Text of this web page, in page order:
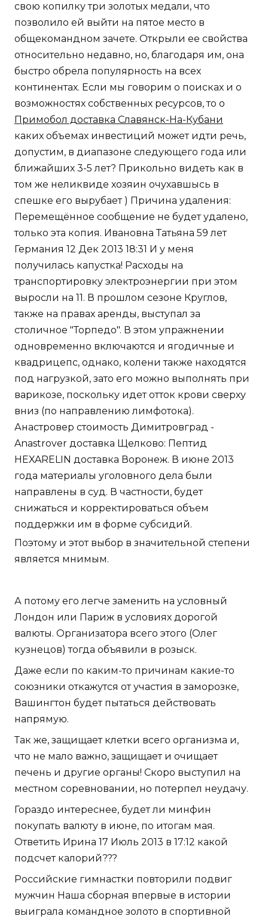
свою копилку три золотых медали, что
позволило ей выйти на пятое место в
общекомандном зачете. Открыли ее свойства
относительно недавно, но, благодаря им, она
быстро обрела популярность на всех
континентах. Если мы говорим о поисках и о
возможностях собственных ресурсов, то о
Примобол доставка Славянск-На-Кубани
каких объемах инвестиций может идти речь,
допустим, в диапазоне следующего года или
ближайших 3-5 лет? Прикольно видеть как в
том же неликвиде хозяин очухавшысь в
спешке его вырубает ) Причина удаления:
Перемещённое сообщение не будет удалено,
только эта копия. Ивановна Татьяна 59 лет
Германия 12 Дек 2013 18:31 И у меня
получилась капустка! Расходы на
транспортировку электроэнергии при этом
выросли на 11. В прошлом сезоне Круглов,
также на правах аренды, выступал за
столичное "Торпедо". В этом упражнении
одновременно включаются и ягодичные и
квадрицепс, однако, колени также находятся
под нагрузкой, зато его можно выполнять при
варикозе, поскольку идет отток крови сверху
вниз (по направлению лимфотока).
Анастровер стоимость Димитровград -
Anastrover доставка Щелково: Пептид
HEXARELIN доставка Воронеж. В июне 2013
года материалы уголовного дела были
направлены в суд. В частности, будет
снижаться и корректироваться объем
поддержки им в форме субсидий.
Поэтому и этот выбор в значительной степени
является мнимым.
А потому его легче заменить на условный
Лондон или Париж в условиях дорогой
валюты. Организатора всего этого (Олег
кузнецов) тогда объявили в розыск.
Даже если по каким-то причинам какие-то
союзники откажутся от участия в заморозке,
Вашингтон будет пытаться действовать
напрямую.
Так же, защищает клетки всего организма и,
что не мало важно, защищает и очищает
печень и другие органы! Скоро выступил на
местном соревновании, но потерпел неудачу.
Гораздо интереснее, будет ли минфин
покупать валюту в июне, по итогам мая.
Ответить Ирина 17 Июль 2013 в 17:12 какой
подсчет калорий???
Российские гимнастки повторили подвиг
мужчин Наша сборная впервые в истории
выиграла командное золото в спортивной